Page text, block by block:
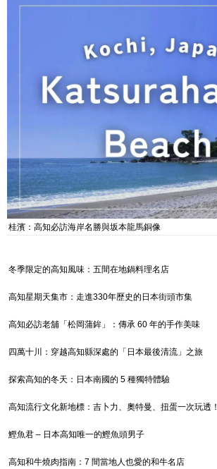
桂濱：高知必訪海岸名勝與坂本龍馬銅像
冬季限定的高知風味：五間在地鍋料理名店
高知星期天集市：走進330年歷史的日本街頭市集
高知必訪老舖「松岡蒲鉾」：傳承 60 年的手作美味
四萬十川：穿越高知縣深處的「日本最後清流」之旅
探索高知的冬天：日本南國的 5 種獨特體驗
高知流行文化新地標：吉卜力、奧特曼、扭蛋一次玩透！
鰹魚君 – 日本高知唯一的鰹魚頭男子
高知和牛燒肉指南：7 間當地人也愛的和牛名店